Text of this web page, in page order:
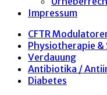
Impressum
CFTR
Physiotherapie &
Verdauung
Antibiotika /
Diabetes